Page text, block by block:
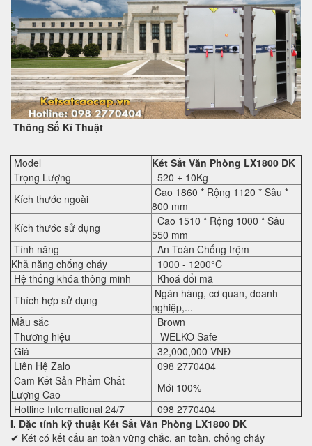
Thông Số Kĩ Thuật
Model
Két Sắt Văn Phòng LX1800 DK
Trọng Lượng
520 ± 10Kg
Kích thước ngoài
Cao 1860 * Rộng 1120 * Sâu *
800 mm
Kích thước sử dụng
Cao 1510 * Rộng 1000 * Sâu
550 mm
Tính năng
An Toàn Chống trộm
Khả năng chống cháy
1000 - 1200°C
Hệ thống khóa thông minh
Khoá đổi mã
Thích hợp sử dụng
Ngân hàng, cơ quan, doanh
nghiệp,...
Mầu sắc
Brown
Thương hiệu
WELKO Safe
Giá
32,000,000 VNĐ
Liên Hệ Zalo
098 2770404
Cam Kết Sản Phẩm Chất
Lượng Cao
Mới 100%
Hotline International 24/7
098 2770404
I. Đặc tính kỹ thuật Két Sắt Văn Phòng LX1800 DK
✔ Két có kết cấu an toàn vững chắc, an toàn, chống cháy